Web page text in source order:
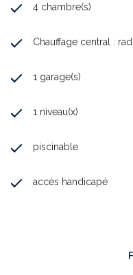
4 chambre(s)
Chauffage central :
1 garage(s)
1 niveau(x)
piscinable
accès handicapé